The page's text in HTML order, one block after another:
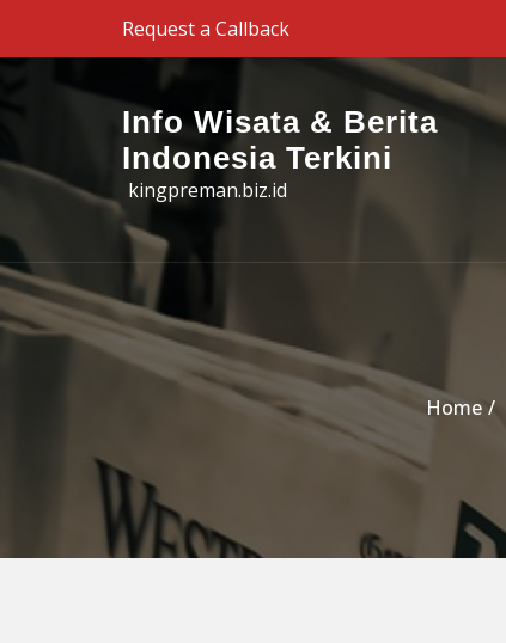
Skip to the contentRequest a Callback
Info Wisata & Berita
Indonesia Terkini
kingpreman.biz.id
Home